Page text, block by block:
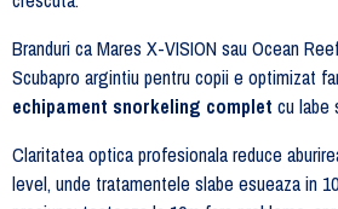
Branduri ca Mares X-VISION sau Ocean
Scubapro argintiu pentru copii e optimizat
echipament snorkeling complet cu labe
Claritatea optica profesionala reduce
level, unde tratamentele slabe esueaza in